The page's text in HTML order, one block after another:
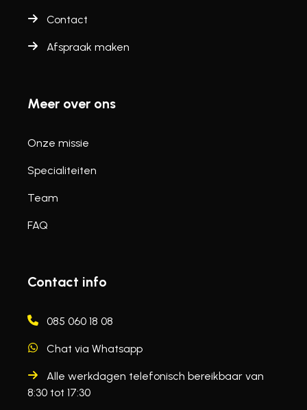
Contact
Afspraak maken
Meer over ons
Onze missie
Specialiteiten
Team
FAQ
Contact info
085 060 18 08
Chat via Whatsapp
Alle werkdagen telefonisch bereikbaar van
8:30 tot 17:30